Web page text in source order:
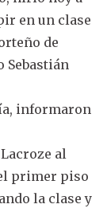
en un clase
de
Sebastián
informaron
al
primer piso
la clase y